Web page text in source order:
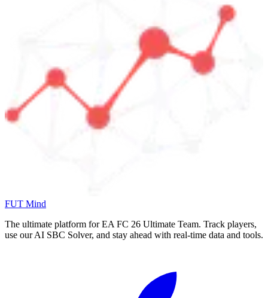
FUT Mind
The ultimate platform for EA FC 26 Ultimate Team. Track players,
use our AI SBC Solver, and stay ahead with real-time data and tools.